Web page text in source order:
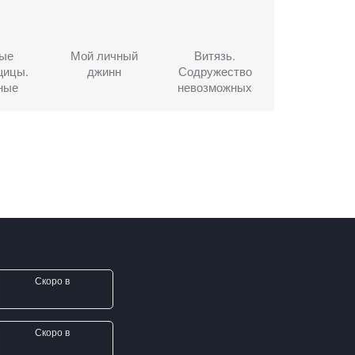
Мой личный
джинн
Витязь.
Содружество
невозможных
Скоро в
Скоро в